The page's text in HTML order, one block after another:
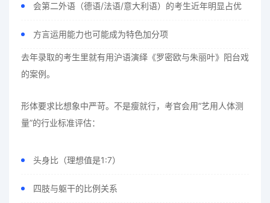
会第二外语（德语/法语/意大利语）的考生近年明显占优
方言运用能力也可能成为特色加分项
去年录取的考生里就有用沪语演绎《罗密欧与朱丽叶》阳台戏
的案例。
形体要求比想象中严苛。不是瘦就行，考官会用”艺用人体测
量”的行业标准评估：
头身比（理想值是1:7）
四肢与躯干的比例关系